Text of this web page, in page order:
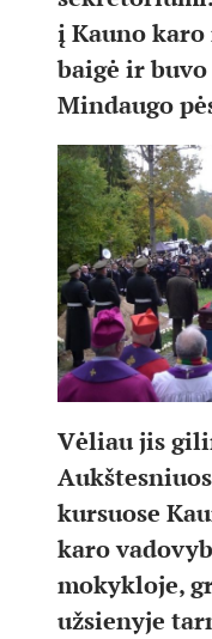
į Kauno karo
baigė ir
Mindaugo
Vėliau jis
kursuose
karo
mokykloje,
užsienyje